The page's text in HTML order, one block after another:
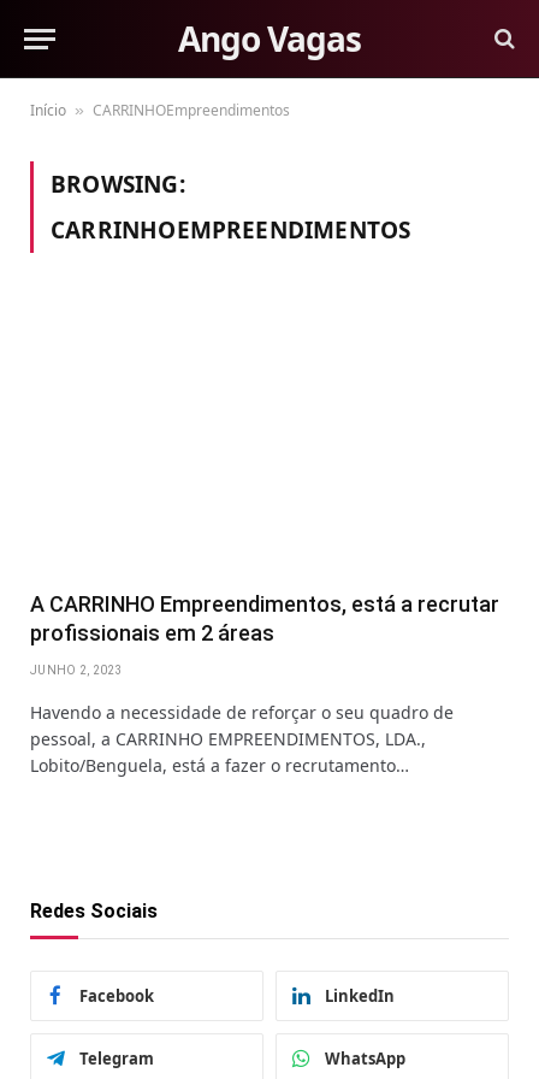
Ango Vagas
Início » CARRINHOEmpreendimentos
BROWSING:
CARRINHOEMPREENDIMENTOS
A CARRINHO Empreendimentos, está a recrutar
profissionais em 2 áreas
JUNHO 2, 2023
Havendo a necessidade de reforçar o seu quadro de
pessoal, a CARRINHO EMPREENDIMENTOS, LDA.,
Lobito/Benguela, está a fazer o recrutamento…
Redes Sociais
Facebook LinkedIn
Telegram WhatsApp